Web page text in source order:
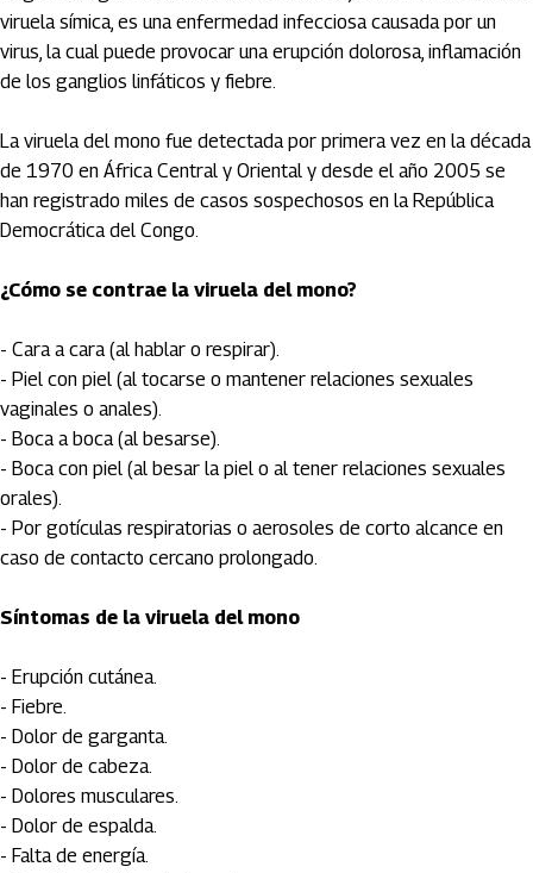
viruela símica, es una enfermedad infecciosa causada por un
virus, la cual puede provocar una erupción dolorosa, inflamación
de los ganglios linfáticos y fiebre.
La viruela del mono fue detectada por primera vez en la década
de 1970 en África Central y Oriental y desde el año 2005 se
han registrado miles de casos sospechosos en la República
Democrática del Congo.
¿Cómo se contrae la viruela del mono?
- Cara a cara (al hablar o respirar).
- Piel con piel (al tocarse o mantener relaciones sexuales
vaginales o anales).
- Boca a boca (al besarse).
- Boca con piel (al besar la piel o al tener relaciones sexuales
orales).
- Por gotículas respiratorias o aerosoles de corto alcance en
caso de contacto cercano prolongado.
Síntomas de la viruela del mono
- Erupción cutánea.
- Fiebre.
- Dolor de garganta.
- Dolor de cabeza.
- Dolores musculares.
- Dolor de espalda.
- Falta de energía.